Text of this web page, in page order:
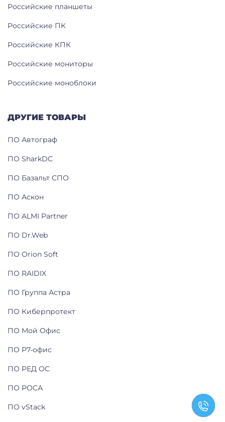
Российские планшеты
Российские ПК
Российские КПК
Российские мониторы
Российские моноблоки
ДРУГИЕ ТОВАРЫ
ПО Автограф
ПО SharkDC
ПО Базальт СПО
ПО Аскон
ПО ALMI Partner
ПО Dr.Web
ПО Orion Soft
ПО RAIDIX
ПО Группа Астра
ПО Киберпротект
ПО Мой Офис
ПО Р7-офис
ПО РЕД ОС
ПО РОСА
ПО vStack